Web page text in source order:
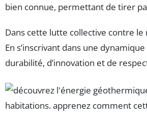
bien connue, permettant de tirer
Dans cette lutte collective contre
En s’inscrivant dans une dynamique
durabilité, d’innovation et de